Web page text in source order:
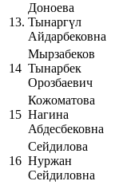
13.
Доноева
Тынаргүл
Айдарбековна
14
Мырзабеков
Тынарбек
Орозбаевич
15
Кожоматова
Нагина
Абдесбековна
16
Сейдилова
Нуржан
Сейдиловна